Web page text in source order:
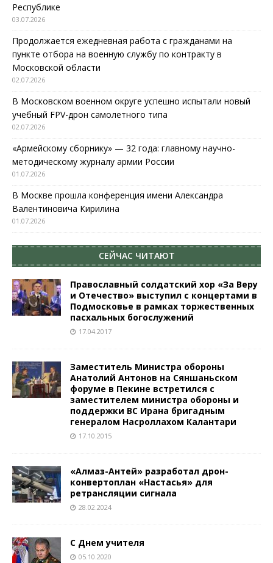
Республике
03.07.2026
Продолжается ежедневная работа с гражданами на
пункте отбора на военную службу по контракту в
Московской области
02.07.2026
В Московском военном округе успешно испытали новый
учебный FPV-дрон самолетного типа
02.07.2026
«Армейскому сборнику» — 32 года: главному научно-
методическому журналу армии России
01.07.2026
В Москве прошла конференция имени Александра
Валентиновича Кирилина
01.07.2026
СЕЙЧАС ЧИТАЮТ
Православный солдатский хор «За Веру
и Отечество» выступил с концертами в
Подмосковье в рамках торжественных
пасхальных богослужений
17.04.2017
Заместитель Министра обороны
Анатолий Антонов на Сяншаньском
форуме в Пекине встретился с
заместителем министра обороны и
поддержки ВС Ирана бригадным
генералом Насроллахом Калантари
17.10.2015
«Алмаз-Антей» разработал дрон-
конвертоплан «Настасья» для
ретрансляции сигнала
28.02.2024
С Днем учителя
05.10.2020